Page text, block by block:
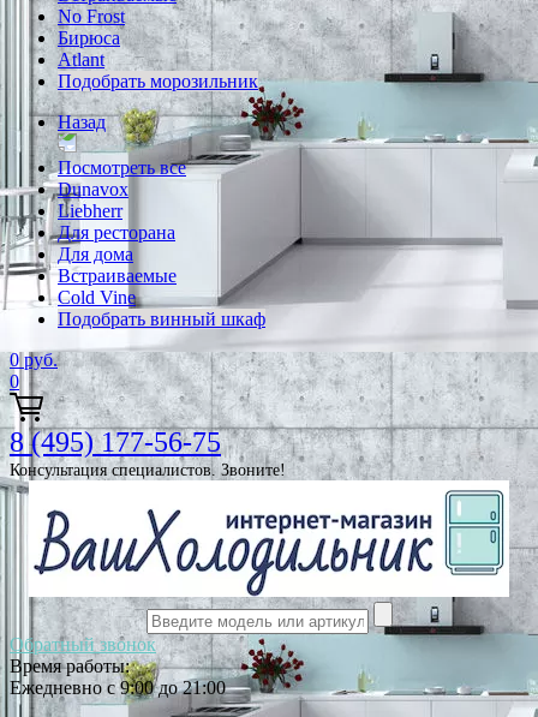
No Frost
Бирюса
Atlant
Подобрать морозильник
Назад
Посмотреть все
Dunavox
Liebherr
Для ресторана
Для дома
Встраиваемые
Cold Vine
Подобрать винный шкаф
0 руб.
0
8 (495) 177-56-75
Консультация специалистов. Звоните!
Обратный звонок
Время работы:
Ежедневно с 9:00 до 21:00